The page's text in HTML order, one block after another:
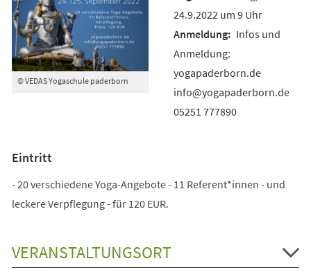
© VEDAS Yogaschule paderborn
24.9.2022 um 9 Uhr
Infos und
Anmeldung:
yogapaderborn.de
info@yogapaderborn.de
05251 777890
Eintritt
- 20 verschiedene Yoga-Angebote - 11 Referent*innen - und
leckere Verpflegung - für 120 EUR.
VERANSTALTUNGSORT